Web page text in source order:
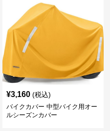
¥3,160 (税込)
バイクカバー 中型バイク用オー
ルシーズンカバー